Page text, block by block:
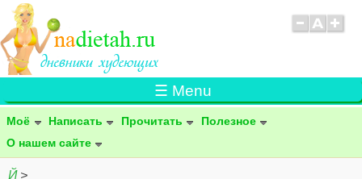
☰ Menu
Моё Написать Прочитать
Полезное
О нашем сайте
Й>